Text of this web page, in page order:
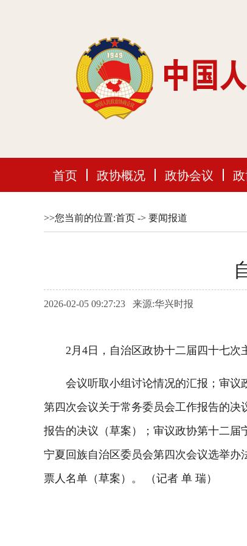
首页 政协概况 政协会议
>>您当前的位置:首页 -> 要闻报道
2026-02-05 09:27:23 来源:华兴时报
2月4日，自治区政协十二届四十七次
会议听取小组讨论情况的汇报；审议政
第四次会议关于常务委员会工作报告的
报告的决议（草案）；审议政协第十二
宁夏回族自治区委员会第四次会议选举
票人名单（草案）。 （记者 单 瑞）